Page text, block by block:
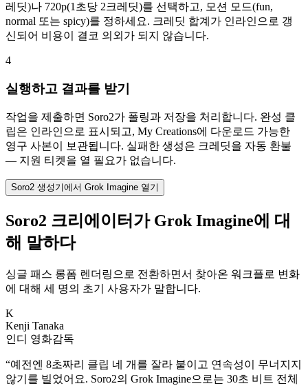
레딧)나 720p(1초당 2크레딧)를 선택하고, 모션 모드(fun,
normal 또는 spicy)를 정하세요. 크레딧 합계가 인라인으로 갱
신되어 비용이 결코 의외가 되지 않습니다.
4
실행하고 결과를 받기
작업을 제출하면 Soro2가 폴링과 저장을 처리합니다. 완성 클
립은 인라인으로 표시되고, My Creations에 다운로드 가능한
영구 사본이 보관됩니다. 실패한 생성은 크레딧을 자동 환불
— 지원 티켓을 열 필요가 없습니다.
Soro2 생성기에서 Grok Imagine 열기
Soro2 크리에이터가 Grok Imagine에 대
해 말하다
싱글 패스 롱폼 렌더링으로 전환하면서 찾아온 워크플로 변화
에 대해 세 명의 초기 사용자가 말합니다.
K
Kenji Tanaka
인디 영화감독
“예전엔 8초짜리 클립 네 개를 잘라 붙이고 연속성이 무너지지
않기를 빌었어요. Soro2의 Grok Imagine으로는 30초 비트 전체